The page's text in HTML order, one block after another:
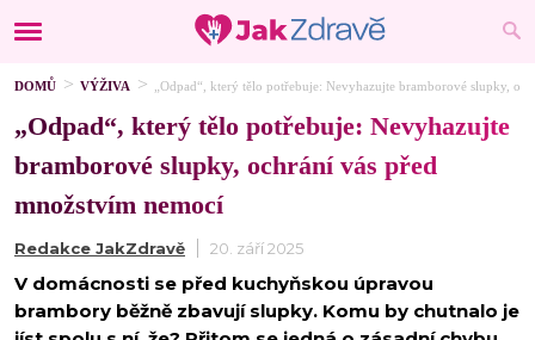
DOMŮ VÝŽIVA „Odpad“, který tělo potřebuje: Nevyhazujte bramborové slupky,
„Odpad“, který tělo potřebuje: Nevyhazujte
bramborové slupky, ochrání vás před
množstvím nemocí
Redakce JakZdravě 20. září 2025
V domácnosti se před kuchyňskou úpravou
brambory běžně zbavují slupky. Komu by chutnalo je